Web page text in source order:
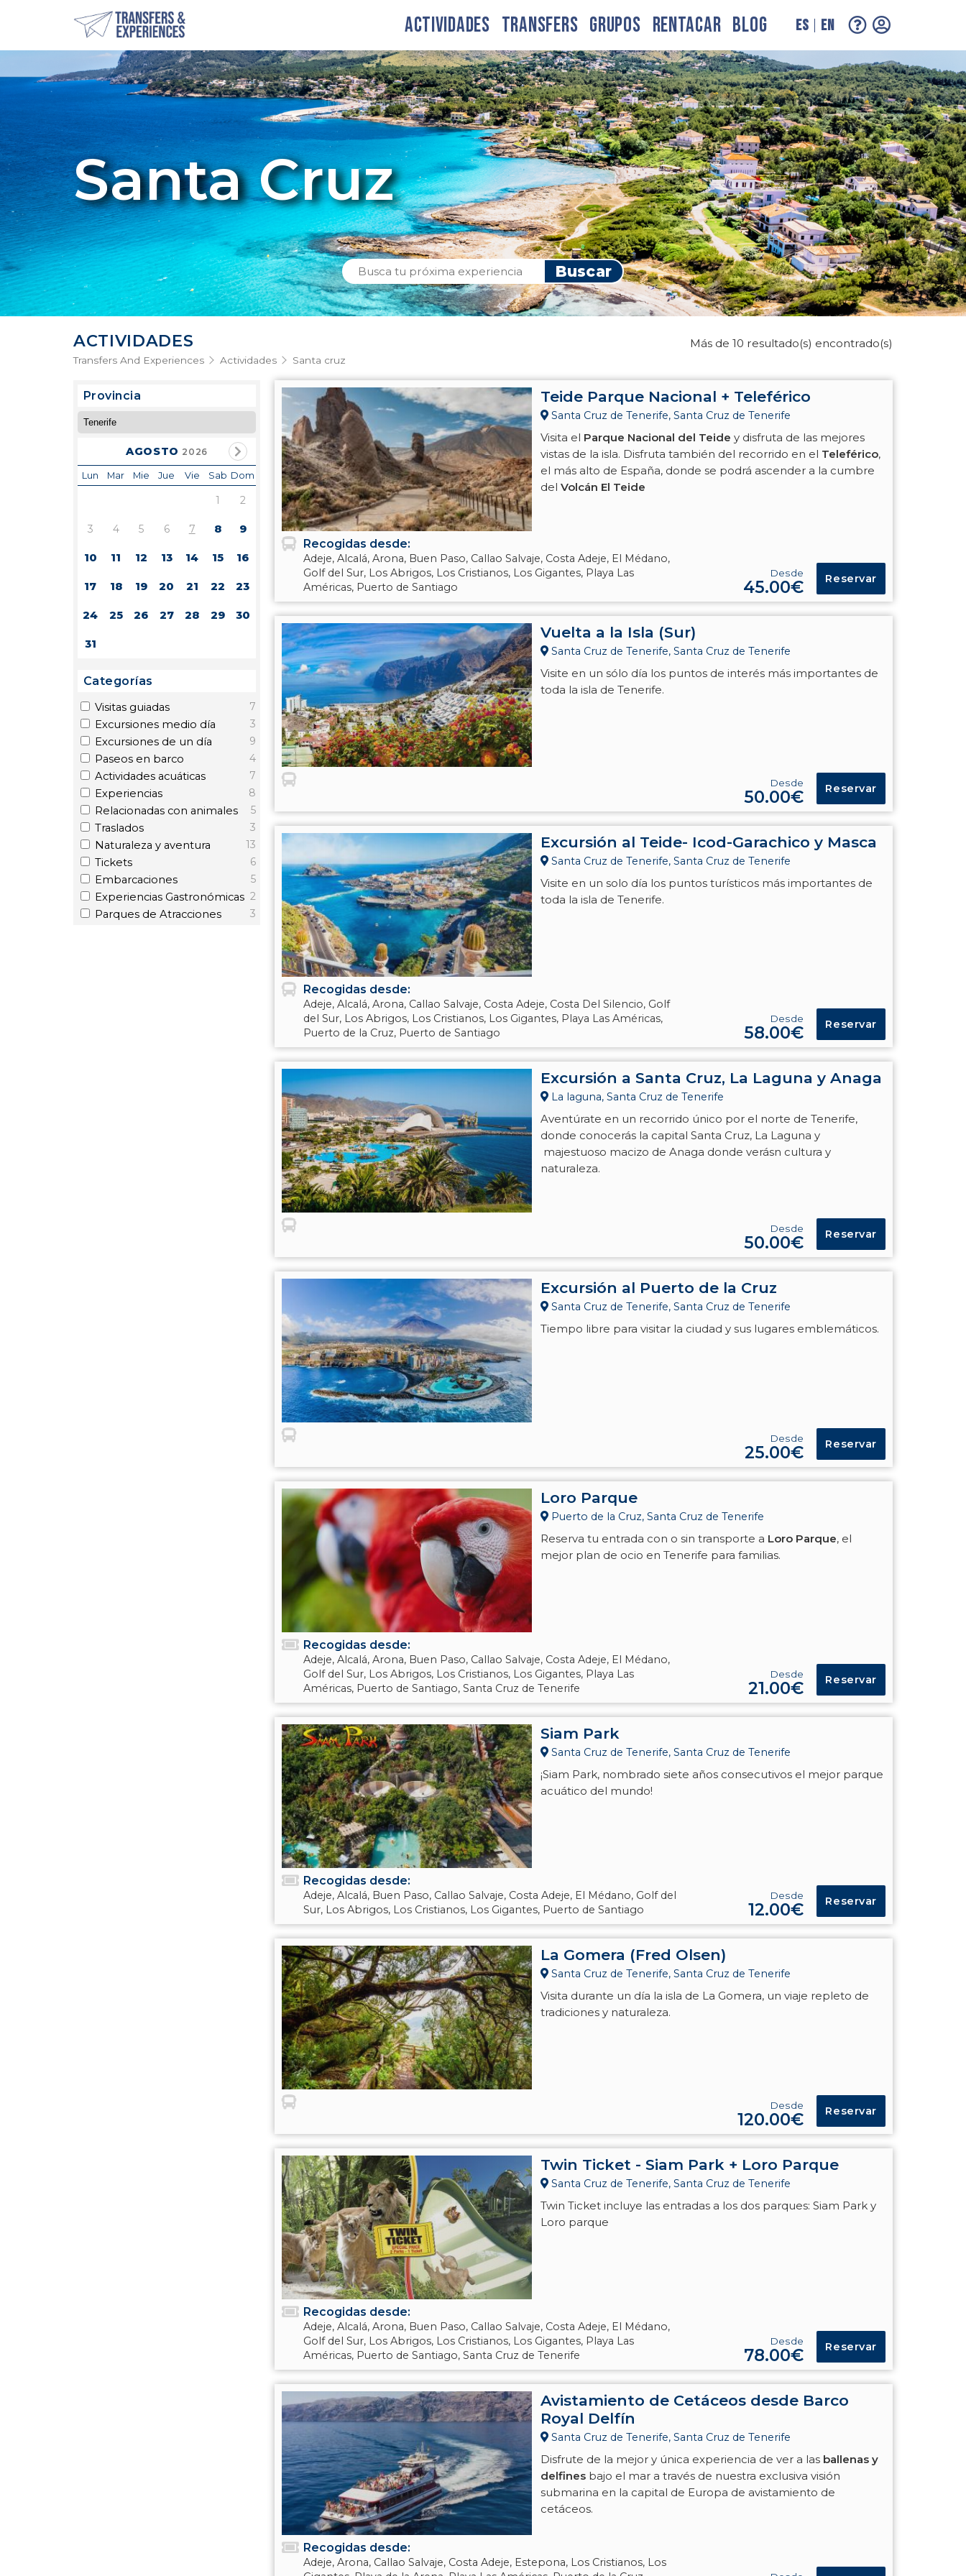
ACTIVIDADES TRANSFERS GRUPOS RENTACAR BLOG ES EN
Santa Cruz
ACTIVIDADES Más de 10 resultado(s) encontrado(s)
Transfers And Experiences Actividades Santa cruz
Provincia
AGOSTO 2026
Lun Mar Mie Jue Vie Sab Dom
1 2
3 4 5 6 7 8 9
10 11 12 13 14 15 16
17 18 19 20 21 22 23
24 25 26 27 28 29 30
31
Categorías
Visitas guiadas
7
Excursiones medio día
3
Excursiones de un día
9
Paseos en barco
4
Actividades acuáticas
7
Experiencias
8
Relacionadas con animales
5
Traslados
3
Naturaleza y aventura
13
Tickets
6
Embarcaciones
5
Experiencias Gastronómicas 2
Parques de Atracciones
3
Teide Parque Nacional + Teleférico
Santa Cruz de Tenerife, Santa Cruz de Tenerife
Visita el Parque Nacional del Teide y disfruta de las mejores
vistas de la isla. Disfruta también del recorrido en el Teleférico,
el más alto de España, donde se podrá ascender a la cumbre
del Volcán El Teide
Recogidas desde:
Adeje, Alcalá, Arona, Buen Paso, Callao Salvaje, Costa Adeje, El Médano,
Golf del Sur, Los Abrigos, Los Cristianos, Los Gigantes, Playa Las
Américas, Puerto de Santiago
Desde
45.00€ Reservar
Vuelta a la Isla (Sur)
Santa Cruz de Tenerife, Santa Cruz de Tenerife
Visite en un sólo día los puntos de interés más importantes de
toda la isla de Tenerife.
Desde
50.00€ Reservar
Excursión al Teide- Icod-Garachico y Masca
Santa Cruz de Tenerife, Santa Cruz de Tenerife
Visite en un solo día los puntos turísticos más importantes de
toda la isla de Tenerife.
Recogidas desde:
Adeje, Alcalá, Arona, Callao Salvaje, Costa Adeje, Costa Del Silencio, Golf
del Sur, Los Abrigos, Los Cristianos, Los Gigantes, Playa Las Américas,
Puerto de la Cruz, Puerto de Santiago
Desde
58.00€ Reservar
Excursión a Santa Cruz, La Laguna y Anaga
La laguna, Santa Cruz de Tenerife
Aventúrate en un recorrido único por el norte de Tenerife,
donde conocerás la capital Santa Cruz, La Laguna y
majestuoso macizo de Anaga donde verásn cultura y
naturaleza.
Desde
50.00€ Reservar
Excursión al Puerto de la Cruz
Santa Cruz de Tenerife, Santa Cruz de Tenerife
Tiempo libre para visitar la ciudad y sus lugares emblemáticos.
Desde
25.00€ Reservar
Loro Parque
Puerto de la Cruz, Santa Cruz de Tenerife
Reserva tu entrada con o sin transporte a Loro Parque, el
mejor plan de ocio en Tenerife para familias.
Recogidas desde:
Adeje, Alcalá, Arona, Buen Paso, Callao Salvaje, Costa Adeje, El Médano,
Golf del Sur, Los Abrigos, Los Cristianos, Los Gigantes, Playa Las
Américas, Puerto de Santiago, Santa Cruz de Tenerife
Desde
21.00€ Reservar
Siam Park
Santa Cruz de Tenerife, Santa Cruz de Tenerife
¡Siam Park, nombrado siete años consecutivos el mejor parque
acuático del mundo!
Recogidas desde:
Adeje, Alcalá, Buen Paso, Callao Salvaje, Costa Adeje, El Médano, Golf del
Sur, Los Abrigos, Los Cristianos, Los Gigantes, Puerto de Santiago
Desde
12.00€ Reservar
La Gomera (Fred Olsen)
Santa Cruz de Tenerife, Santa Cruz de Tenerife
Visita durante un día la isla de La Gomera, un viaje repleto de
tradiciones y naturaleza.
Desde
120.00€ Reservar
Twin Ticket - Siam Park + Loro Parque
Santa Cruz de Tenerife, Santa Cruz de Tenerife
Twin Ticket incluye las entradas a los dos parques: Siam Park y
Loro parque
Recogidas desde:
Adeje, Alcalá, Arona, Buen Paso, Callao Salvaje, Costa Adeje, El Médano,
Golf del Sur, Los Abrigos, Los Cristianos, Los Gigantes, Playa Las
Américas, Puerto de Santiago, Santa Cruz de Tenerife
Desde
78.00€ Reservar
Avistamiento de Cetáceos desde Barco
Royal Delfín
Santa Cruz de Tenerife, Santa Cruz de Tenerife
Disfrute de la mejor y única experiencia de ver a las ballenas y
delfines bajo el mar a través de nuestra exclusiva visión
submarina en la capital de Europa de avistamiento de
cetáceos.
Recogidas desde:
Adeje, Arona, Callao Salvaje, Costa Adeje, Estepona, Los Cristianos, Los